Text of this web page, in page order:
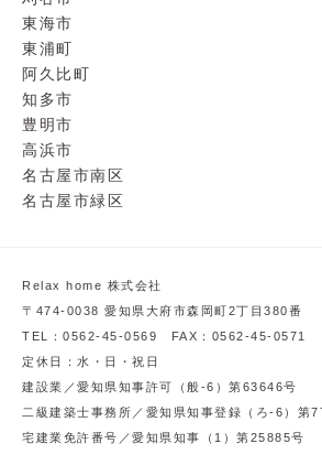
東海市
東浦町
阿久比町
知多市
豊明市
高浜市
名古屋市南区
名古屋市緑区
Relax home 株式会社
〒474-0038 愛知県大府市森岡町2丁目380番
TEL：0562-45-0569 FAX：0562-45-0571
定休日：水・日・祝日
建設業／愛知県知事許可（般-6）第63646号
二級建築士事務所／愛知県知事登録（ろ-6）第
宅建業免許番号／愛知県知事（1）第25885号